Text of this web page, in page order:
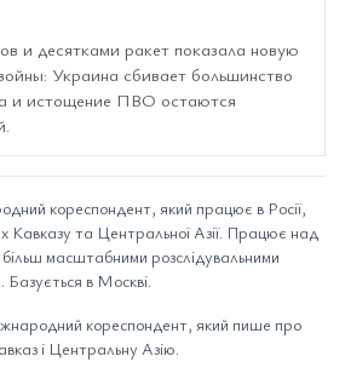
и десятками ракет показала новую
Украина сбивает большинство
и истощение ПВО остаются
кореспондент, який працює в Росії,
Кавказу та Центральної Азії. Працює над
масштабними розслідувальними
в Москві.
кореспондент, який пише про
і Центральну Азію.